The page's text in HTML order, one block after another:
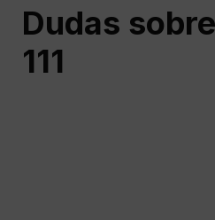
Dudas
111